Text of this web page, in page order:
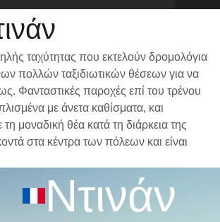
ταχύτητας που εκτελούν δρομολόγια
πολλών ταξιδιωτικών θέσεων για να
Φανταστικές παροχές επί του τρένου
με άνετα καθίσματα, και
μοναδική θέα κατά τη διάρκεια της
στα κέντρα των πόλεων και είναι
Ντινάν